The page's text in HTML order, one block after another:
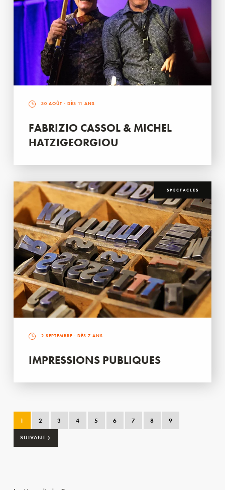
30 AOÛT - DÈS 11 ANS
FABRIZIO CASSOL & MICHEL
HATZIGEORGIOU
SPECTACLES
2 SEPTEMBRE - DÈS 7 ANS
IMPRESSIONS PUBLIQUES
1 2 3 4 5 6 7 8 9
SUIVANT ›